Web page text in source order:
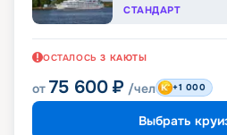
СТАНДАРТ
ОСТАЛОСЬ 3 КАЮТЫ
от 75 600 ₽ /чел +1 000
Выбрать